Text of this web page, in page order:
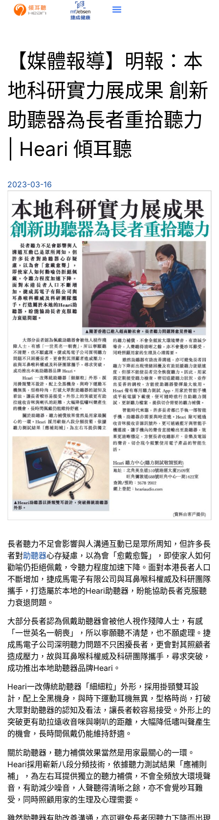
【媒體報導】明報：本
地科研實力展成果 創新
助聽器為長者重拾聽力
| Heari 傾耳聽
2023-03-16
長者聽力不足會影響與人溝通互動已是眾所周知，但許多長
者對助聽器心存疑慮，以為會「愈戴愈聾」，即使家人如何
勸喻仍拒絕佩戴，令聽力程度加速下降。面對本港長者人口
不斷增加，捷成馬電子有限公司與耳鼻喉科權威及科研團隊
攜手，打造屬於本地的Heari助聽器，盼能協助長者克服聽
力衰退問題。
大部分長者認為佩戴助聽器會被他人視作殘障人士，有感
「一世英名一朝喪」，所以寧願聽不清楚，也不願處理。捷
成馬電子公司深明聽力問題不只困擾長者，更會對其照顧者
造成壓力，故與耳鼻喉科權威及科研團隊攜手，尋求突破，
成功推出本地助聽器品牌Heari。
Heari一改傳統助聽器「細細粒」外形，採用掛頸雙耳設
計，配上全黑機身，與時下運動耳機無異，型格時尚，打破
大眾對助聽器的認知及看法，讓長者較容易接受。外形上的
突破更有助拉遠收音咪與喇叭的距離，大幅降低嘯叫聲產生
的機會，長時間佩戴仍能維持舒適。
關於助聽器，聽力補償效果當然是用家最關心的一環。
Heari採用嶄新八段分頻技術，依據聽力測試結果「應補則
補」，為左右耳提供獨立的聽力補償，不會全頻放大環境聲
音，有助減少噪音，人聲聽得清晰之餘，亦不會覺吵耳難
受，同時照顧用家的生理及心理需要。